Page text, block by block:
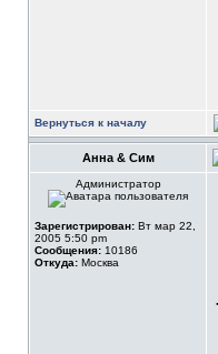
Вернуться к началу
Анна & Сим
Администратор
Зарегистрирован: Вт мар 22,
2005 5:50 pm
Сообщения: 10186
Откуда: Москва